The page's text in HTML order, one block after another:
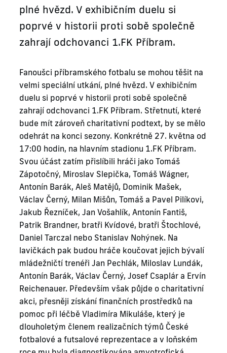
plné hvězd. V exhibičním duelu si
poprvé v historii proti sobě společně
zahrají odchovanci 1.FK Příbram.
Fanoušci příbramského fotbalu se mohou těšit na
velmi speciální utkání, plné hvězd. V exhibičním
duelu si poprvé v historii proti sobě společně
zahrají odchovanci 1.FK Příbram. Střetnutí, které
bude mít zároveň charitativní podtext, by se mělo
odehrát na konci sezony. Konkrétně 27. května od
17:00 hodin, na hlavním stadionu 1.FK Příbram.
Svou účást zatím přislíbili hráči jako Tomáš
Zápotočný, Miroslav Slepička, Tomáš Wágner,
Antonín Barák, Aleš Matějů, Dominik Mašek,
Václav Černý, Milan Mišůn, Tomáš a Pavel Pilíkovi,
Jakub Řezníček, Jan Vošahlík, Antonín Fantiš,
Patrik Brandner, bratři Kvídové, bratři Štochlové,
Daniel Tarczal nebo Stanislav Nohýnek. Na
lavičkách pak budou hráče koučovat jejich bývalí
mládežničtí trenéři Jan Pechlák, Miloslav Lundák,
Antonín Barák, Václav Černý, Josef Csaplár a Ervín
Reichenauer. Především však půjde o charitativní
akci, přesněji získání finančních prostředků na
pomoc při léčbě Vladimíra Mikuláše, který je
dlouholetým členem realizačních týmů České
fotbalové a futsalové reprezentace a v loňském